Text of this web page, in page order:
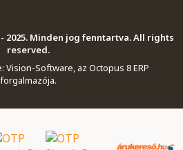
2025. Minden jog fenntartva. All rights
reserved.
Vision-Software, az Octopus 8 ERP
forgalmazója.